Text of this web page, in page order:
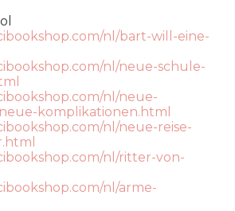
nl/bart-will-eine-
nl/neue-schule-
nl/neue-
komplikationen.html
nl/neue-reise-
nl/ritter-von-
nl/arme-